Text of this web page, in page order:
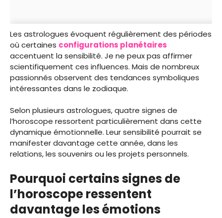
Les astrologues évoquent régulièrement des périodes
où certaines configurations planétaires
accentuent la sensibilité. Je ne peux pas affirmer
scientifiquement ces influences. Mais de nombreux
passionnés observent des tendances symboliques
intéressantes dans le zodiaque.
Selon plusieurs astrologues, quatre signes de
l’horoscope ressortent particulièrement dans cette
dynamique émotionnelle. Leur sensibilité pourrait se
manifester davantage cette année, dans les
relations, les souvenirs ou les projets personnels.
Pourquoi certains signes de
l’horoscope ressentent
davantage les émotions